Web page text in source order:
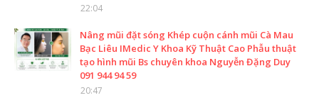
22:04
Nâng mũi đặt sóng Khép cuộn cánh mũi Cà Mau
Bạc Liêu IMedic Y Khoa Kỹ Thuật Cao Phẫu thuật
tạo hình mũi Bs chuyên khoa Nguyễn Đặng Duy
091 944 94 59
20:47